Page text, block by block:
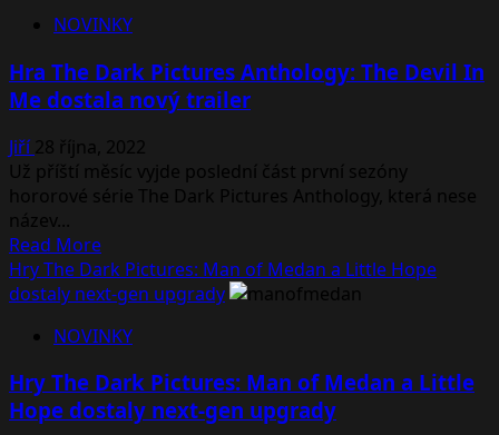
Pictures:
Devil
In
–
Recenze
NOVINKY
Hra The Dark Pictures Anthology: The Devil In
Me dostala nový trailer
Jiří28 října, 2022
Už příští měsíc vyjde poslední část první sezóny
hororové série The Dark Pictures Anthology, která nese
název...
Read MoreRead
more
about
The
Pictures
Anthology:
Hry The Dark Pictures: Man of Medan a Little Hope
dostaly next-gen upgrady
NOVINKY
Hry The Dark Pictures: Man of Medan a Little
Hope dostaly next-gen upgrady